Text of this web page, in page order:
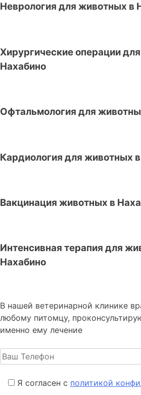
Неврология для животных в
Хирургические операции
Нахабино
Офтальмология для
Кардиология для животных
Вакцинация животных в
Интенсивная терапия для
Нахабино
В нашей ветеринарной клинике
любому питомцу,
именно ему лечение
Я согласен с политикой